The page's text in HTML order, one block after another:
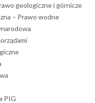
geologiczne i górnicze
– Prawo wodne
PIG